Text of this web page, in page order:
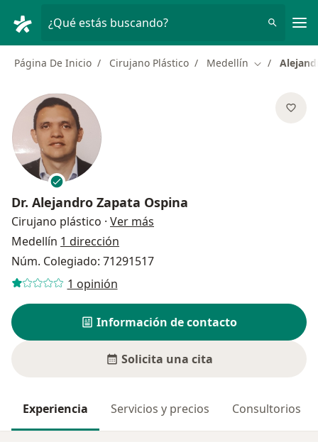
¿Qué estás buscando?
Página De Inicio Cirujano Plástico Medellín Cambiar de
Dr. Alejandro Zapata Ospina
Cirujano plástico · Ver más
Medellín 1 dirección
Núm. Colegiado: 71291517
1 opinión
Información de contacto
Solicita una cita
Experiencia Servicios y precios Consultorios